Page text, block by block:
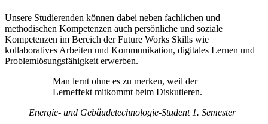
Unsere Studierenden können dabei neben fachlichen und
methodischen Kompetenzen auch persönliche und soziale
Kompetenzen im Bereich der Future Works Skills wie
kollaboratives Arbeiten und Kommunikation, digitales Lernen und
Problemlösungsfähigkeit erwerben.
Man lernt ohne es zu merken, weil der
Lerneffekt mitkommt beim Diskutieren.
Energie- und Gebäudetechnologie-Student 1. Semester